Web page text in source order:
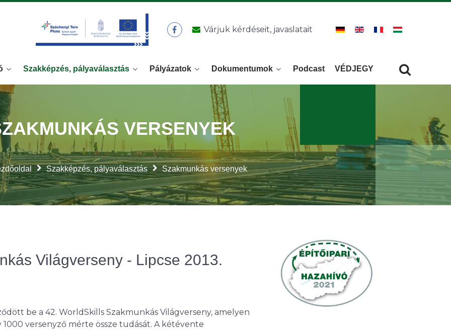
Várjuk kérdéseit, javaslatait
Szakképzés, pályaválasztás Pályázatok Dokumentumok Podcast VÉDJEGY
Szakképzés, pályaválasztás Szakmunkás versenyek
VERSENYEK
Világverseny - Lipcse 2013.
be a 42. WorldSkills Szakmunkás Világverseny, amelyen
versenyző mérte össze tudását. A kétévente